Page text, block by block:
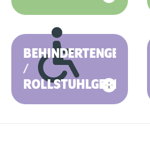
BEHINDERTENGERECHT
/
ROLLSTUHLGERECHT